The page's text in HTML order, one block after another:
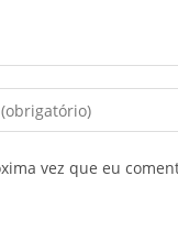
vez que eu